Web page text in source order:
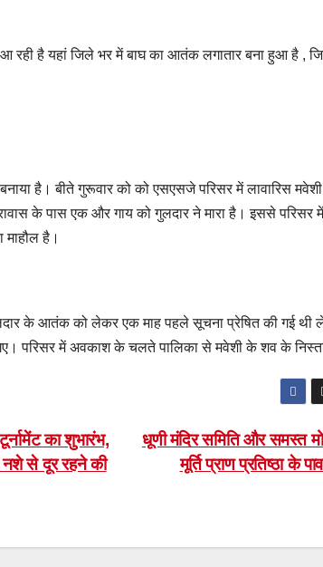
रही है यहां जिले भर में बाघ का आतंक लगातार बना हुआ है ,
है। बीते गुरूवार को को एसएसजे परिसर में लावारिस
के पास एक और गाय को गुलदार ने मारा है। इससे परिसर
माहौल है।
के आतंक को लेकर एक माह पहले सूचना प्रेषित की गई
गए। परिसर में अवकाश के चलते पालिका से मवेशी के शव के
धूणी मंदिर समिति और समस्त
मूर्ति प्राण प्रतिष्ठा के
का शुभारंभ,
नशे से दूर रहने की